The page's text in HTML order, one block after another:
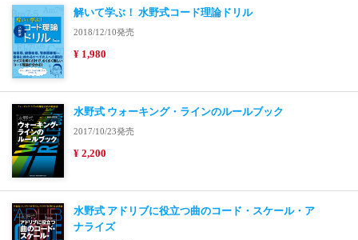
解いて学ぶ！ 水野式コード理論ドリル
2018/12/10発売
¥ 1,980
水野式 ウォーキング・ラインのルールブック
2017/10/23発売
¥ 2,200
水野式 アドリブに役立つ曲のコード・スケール・ア
ナライズ